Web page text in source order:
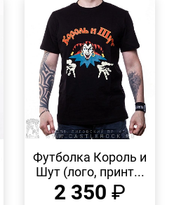
ПРОСМОТР
Футболка Король и
Шут (лого, принт...
2 350 ₽